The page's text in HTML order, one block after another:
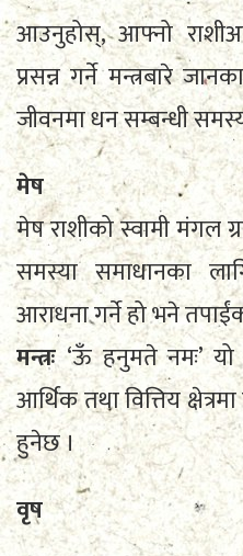
आउनुहोस्, आफ्नो
प्रसन्न गर्ने मन्त्रबारे
जीवनमा धन सम्बन्धी
मेष
मेष राशीको स्वामी मंगल
समस्या समाधानका
आराधना गर्ने हो भने
मन्त्रः‘ऊँ हनुमते नमः’ यो
आर्थिक तथा वित्तिय
हुनेछ ।
वृष